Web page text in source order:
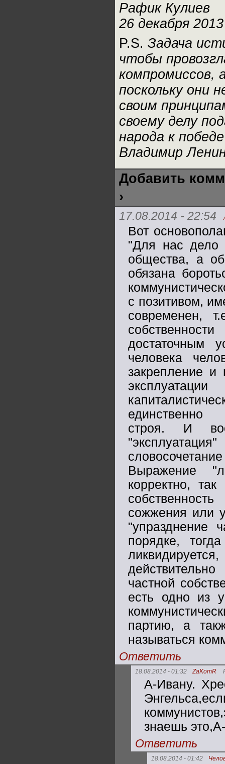
Рафик Кулиев
26 декабря
P.S. Задача
чтобы
компромиссов,
поскольку они
своим
своему делу
народа к
Владимир
Добавить
›
17.08.2014 - 22:54
Вот
"Для нас дело
общества, а
обязана
с позитивом,
современен,
достаточным
человека
закрепление и
единственно
строя. И
Выражение
корректно,
сожжения или
"упразднение
порядке,
частной
есть одно из
партию, а
называться
Ответить
18.08.2014 - 01:32 ZaKomR
А-Ивану.
знаешь
Ответить
18.08.2014 - 01:42